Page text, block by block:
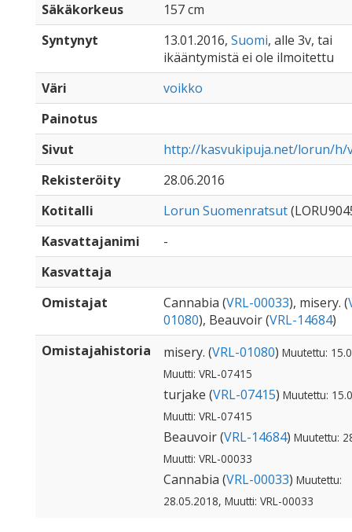
Säkäkorkeus
157 cm
Syntynyt
13.01.2016, Suomi, alle 3v, tai
ikääntymistä ei ole ilmoitettu
Väri
voikko
Painotus
Sivut
http://kasvukipuja.net/lorun/h/
Rekisteröity
28.06.2016
Kotitalli
Lorun Suomenratsut
Kasvattajanimi
-
Kasvattaja
Omistajat
Cannabia (VRL-00033), misery. (
01080), Beauvoir (VRL-14684)
Omistajahistoria
misery. (VRL-01080) Muutettu:
Muutti: VRL-07415
turjake (VRL-07415) Muutettu:
Muutti: VRL-07415
Beauvoir (VRL-14684) Muutettu:
Muutti: VRL-00033
Cannabia (VRL-00033) Muutettu:
28.05.2018, Muutti: VRL-00033